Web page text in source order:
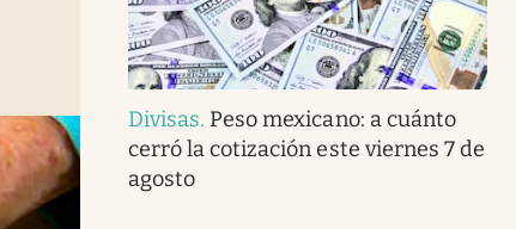
Divisas. Peso mexicano: a cuánto
cerró la cotización este viernes 7 de
agosto